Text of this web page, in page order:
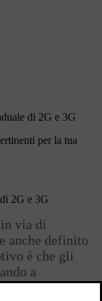
di 2G e 3G
per la tua
2G e 3G
via di
anche definito
è che gli
a